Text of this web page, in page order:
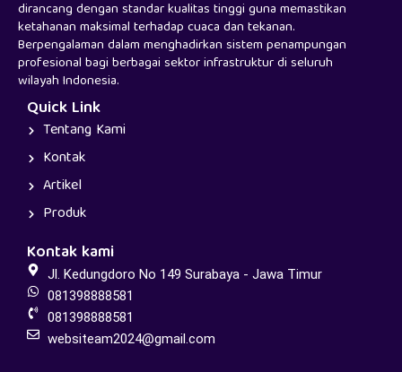
dirancang dengan standar kualitas tinggi guna memastikan
ketahanan maksimal terhadap cuaca dan tekanan.
Berpengalaman dalam menghadirkan sistem penampungan
profesional bagi berbagai sektor infrastruktur di seluruh
wilayah Indonesia.
Quick Link
Tentang Kami
Kontak
Artikel
Produk
Kontak kami
Jl. Kedungdoro No 149 Surabaya - Jawa Timur
081398888581
081398888581
websiteam2024@gmail.com